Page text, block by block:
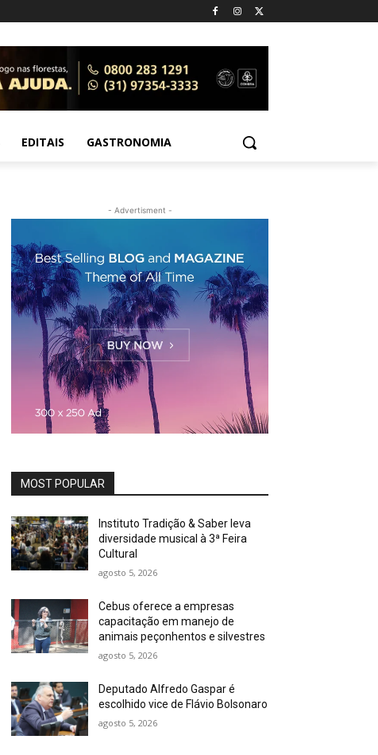
EDITAIS GASTRONOMIA
- Advertisment -
MOST POPULAR
Instituto Tradição & Saber leva
diversidade musical à 3ª Feira
Cultural
agosto 5, 2026
Cebus oferece a empresas
capacitação em manejo de
animais peçonhentos e silvestres
agosto 5, 2026
Deputado Alfredo Gaspar é
escolhido vice de Flávio Bolsonaro
agosto 5, 2026